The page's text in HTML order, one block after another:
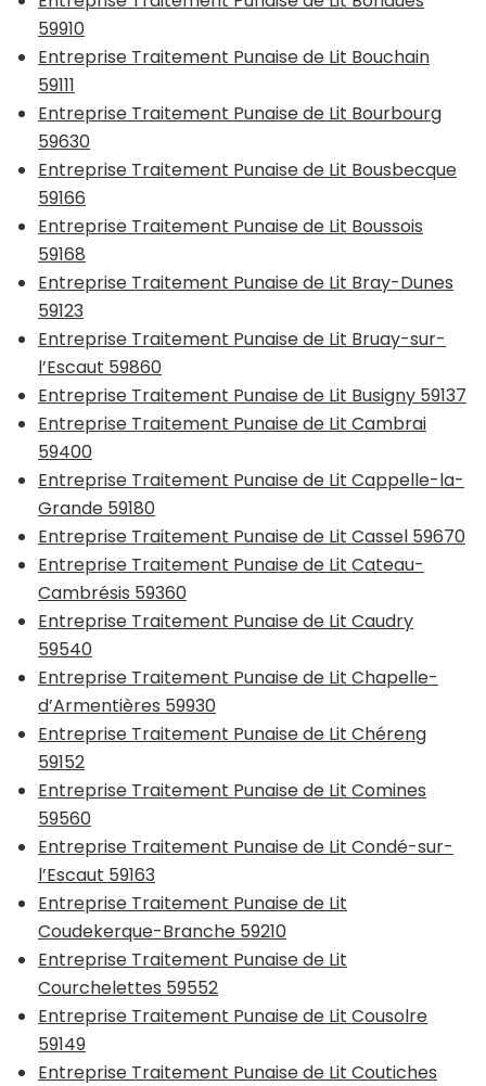
59910
Entreprise Traitement Punaise de Lit Bouchain
59111
Entreprise Traitement Punaise de Lit Bourbourg
59630
Entreprise Traitement Punaise de Lit Bousbecque
59166
Entreprise Traitement Punaise de Lit Boussois
59168
Entreprise Traitement Punaise de Lit Bray-Dunes
59123
Entreprise Traitement Punaise de Lit Bruay-sur-
l’Escaut 59860
Entreprise Traitement Punaise de Lit Busigny 59137
Entreprise Traitement Punaise de Lit Cambrai
59400
Entreprise Traitement Punaise de Lit Cappelle-la-
Grande 59180
Entreprise Traitement Punaise de Lit Cassel 59670
Entreprise Traitement Punaise de Lit Cateau-
Cambrésis 59360
Entreprise Traitement Punaise de Lit Caudry
59540
Entreprise Traitement Punaise de Lit Chapelle-
d’Armentières 59930
Entreprise Traitement Punaise de Lit Chéreng
59152
Entreprise Traitement Punaise de Lit Comines
59560
Entreprise Traitement Punaise de Lit Condé-sur-
l’Escaut 59163
Entreprise Traitement Punaise de Lit
Coudekerque-Branche 59210
Entreprise Traitement Punaise de Lit
Courchelettes 59552
Entreprise Traitement Punaise de Lit Cousolre
59149
Entreprise Traitement Punaise de Lit Coutiches